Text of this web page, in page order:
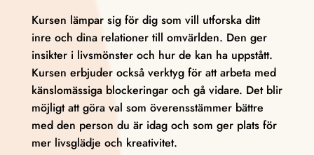
Kursen lämpar sig för dig som vill utforska ditt
inre och dina relationer till omvärlden. Den ger
insikter i livsmönster och hur de kan ha uppstått.
Kursen erbjuder också verktyg för att arbeta med
känslomässiga blockeringar och gå vidare. Det blir
möjligt att göra val som överensstämmer bättre
med den person du är idag och som ger plats för
mer livsglädje och kreativitet.